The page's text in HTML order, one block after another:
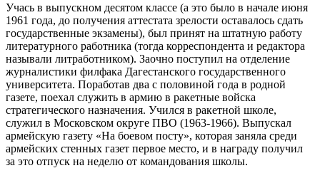
Учась в выпускном десятом классе (а это было в начале июня
1961 года, до получения аттестата зрелости оставалось сдать
государственные экзамены), был принят на штатную работу
литературного работника (тогда корреспондента и редактора
называли литработником). Заочно поступил на отделение
журналистики филфака Дагестанского государственного
университета. Поработав два с половиной года в родной
газете, поехал служить в армию в ракетные войска
стратегического назначения. Учился в ракетной школе,
служил в Московском округе ПВО (1963-1966). Выпускал
армейскую газету «На боевом посту», которая заняла среди
армейских стенных газет первое место, и в награду получил
за это отпуск на неделю от командования школы.